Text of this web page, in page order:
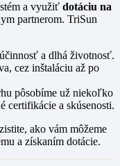
a využiť dotáciu na
partnerom. TriSun
a dlhá životnosť.
cez inštaláciu až po
pôsobíme už niekoľko
certifikácie a skúsenosti.
ako vám môžeme
a získaním dotácie.